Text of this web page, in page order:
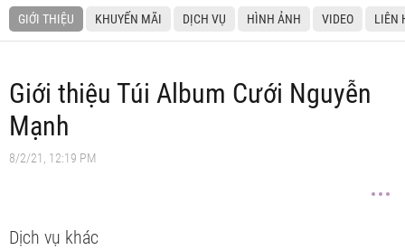
GIỚI THIỆU KHUYẾN MÃI DỊCH VỤ HÌNH ẢNH VIDEO LIÊN
Giới thiệu Túi Album Cưới Nguyễn
Mạnh
8/2/21, 12:19 PM
Dịch vụ khác